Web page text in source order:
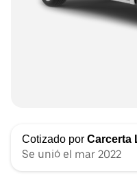
Cotizado por Carcerta
Se unió el mar 2022